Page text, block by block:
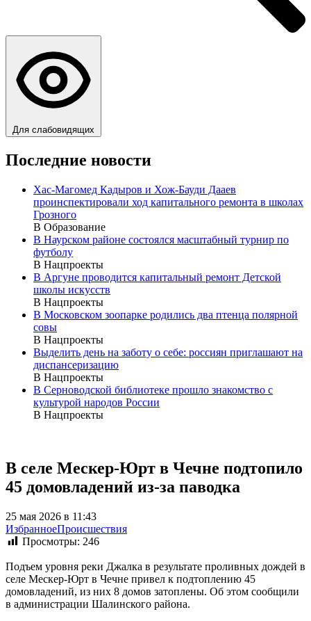
Для слабовидящих
Последние новости
Хас-Магомед Кадыров и Хож-Бауди Дааев
проинспектировали ход капитального ремонта в школах
Грозного
В Образование
В Наурском районе состоялся масштабный турнир по
футболу
В Нацпроекты
В Аргуне проводится капитальный ремонт Детской
школы искусств
В Нацпроекты
В Московском зоопарке родились два птенца полярной
совы
В Нацпроекты
Выделить день на заботу о себе: россиян приглашают на
диспансеризацию
В Нацпроекты
В Серноводской библиотеке прошло знакомство с
культурой народов России
В Нацпроекты
В селе Мескер-Юрт в Чечне подтопило
45 домовладений из-за паводка
25 мая 2026 в 11:43
ИзбранноеПроисшествия
Просмотры: 246
Подъем уровня реки Джалка в результате проливных дождей в
селе Мескер-Юрт в Чечне привел к подтоплению 45
домовладений, из них 8 домов затоплены. Об этом сообщили
в администрации Шалинского района.